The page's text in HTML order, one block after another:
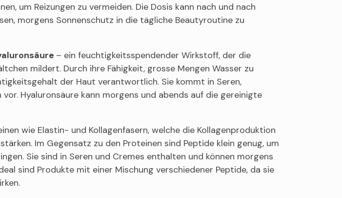
um Reizungen zu vermeiden. Die Dosis kann nach und nach
morgens Sonnenschutz in die tägliche Beautyroutine zu
– ein feuchtigkeitsspendender Wirkstoff, der die
mildert. Durch ihre Fähigkeit, grosse Mengen Wasser zu
der Haut verantwortlich. Sie kommt in Seren,
Hyaluronsäure kann morgens und abends auf die gereinigte
wie Elastin- und Kollagenfasern, welche die Kollagenproduktion
Im Gegensatz zu den Proteinen sind Peptide klein genug, um
Sie sind in Seren und Cremes enthalten und können morgens
sind Produkte mit einer Mischung verschiedener Peptide, da sie